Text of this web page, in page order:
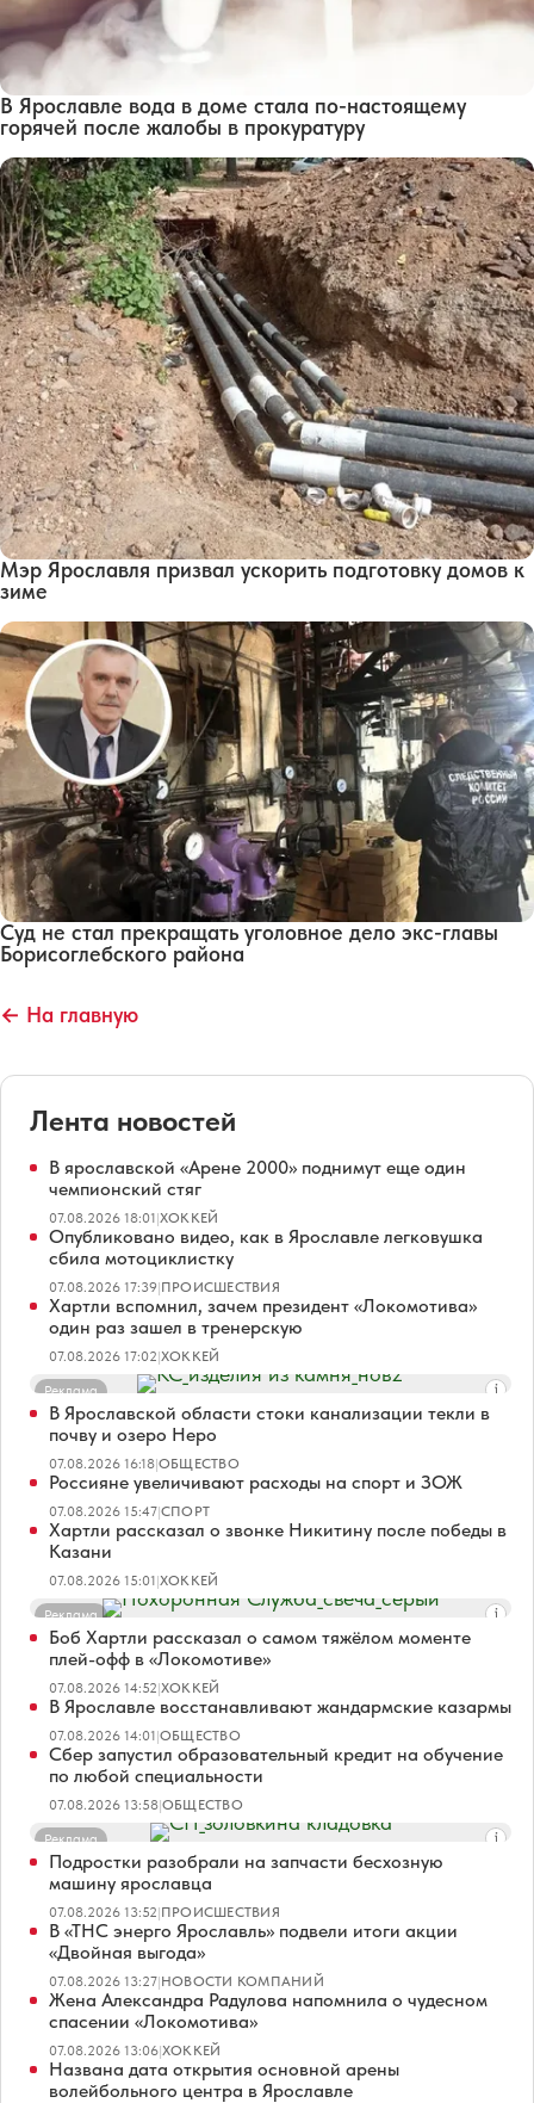
В Ярославле вода в доме стала по-настоящему
горячей после жалобы в прокуратуру
Мэр Ярославля призвал ускорить подготовку домов к
зиме
Суд не стал прекращать уголовное дело экс-главы
Борисоглебского района
← На главную
Лента новостей
В ярославской «Арене 2000» поднимут еще один
чемпионский стяг
07.08.2026 18:01|ХОККЕЙ
Опубликовано видео, как в Ярославле легковушка
сбила мотоциклистку
07.08.2026 17:39|ПРОИСШЕСТВИЯ
Хартли вспомнил, зачем президент «Локомотива»
один раз зашел в тренерскую
07.08.2026 17:02|ХОККЕЙ
Реклама
В Ярославской области стоки канализации текли в
почву и озеро Неро
07.08.2026 16:18|ОБЩЕСТВО
Россияне увеличивают расходы на спорт и ЗОЖ
07.08.2026 15:47|СПОРТ
Хартли рассказал о звонке Никитину после победы в
Казани
07.08.2026 15:01|ХОККЕЙ
Реклама
Боб Хартли рассказал о самом тяжёлом моменте
плей-офф в «Локомотиве»
07.08.2026 14:52|ХОККЕЙ
В Ярославле восстанавливают жандармские казармы
07.08.2026 14:01|ОБЩЕСТВО
Сбер запустил образовательный кредит на обучение
по любой специальности
07.08.2026 13:58|ОБЩЕСТВО
Реклама
Подростки разобрали на запчасти бесхозную
машину ярославца
07.08.2026 13:52|ПРОИСШЕСТВИЯ
В «ТНС энерго Ярославль» подвели итоги акции
«Двойная выгода»
07.08.2026 13:27|НОВОСТИ КОМПАНИЙ
Жена Александра Радулова напомнила о чудесном
спасении «Локомотива»
07.08.2026 13:06|ХОККЕЙ
Названа дата открытия основной арены
волейбольного центра в Ярославле